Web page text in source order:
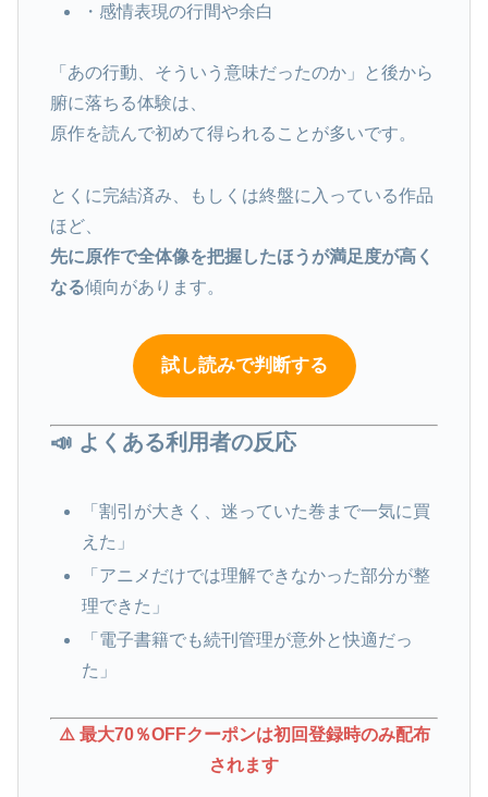
・感情表現の行間や余白
「あの行動、そういう意味だったのか」と後から
腑に落ちる体験は、
原作を読んで初めて得られることが多いです。
とくに完結済み、もしくは終盤に入っている作品
ほど、
先に原作で全体像を把握したほうが満足度が高く
なる傾向があります。
試し読みで判断する
📣 よくある利用者の反応
「割引が大きく、迷っていた巻まで一気に買
えた」
「アニメだけでは理解できなかった部分が整
理できた」
「電子書籍でも続刊管理が意外と快適だっ
た」
⚠️ 最大70％OFFクーポンは初回登録時のみ配布
されます